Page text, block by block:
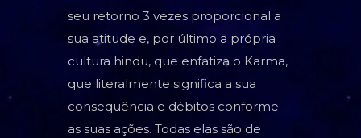
seu retorno 3 vezes proporcional a
sua atitude e, por último a própria
cultura hindu, que enfatiza o Karma,
que literalmente significa a sua
consequência e débitos conforme
as suas ações. Todas elas são de